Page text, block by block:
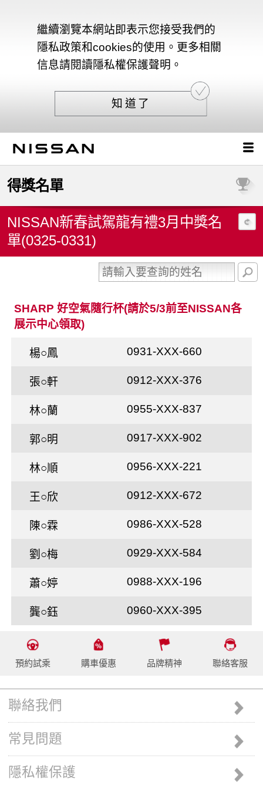
繼續瀏覽本網站即表示您接受我們的
隱私政策和cookies的使用。更多相關
信息請閱讀隱私權保護聲明。
知道了
得獎名單
NISSAN新春試駕龍有禮3月中獎名
單(0325-0331)
SHARP 好空氣隨行杯(請於5/3前至NISSAN各
展示中心領取)
楊○鳳 0931-XXX-660
張○軒 0912-XXX-376
林○蘭 0955-XXX-837
郭○明 0917-XXX-902
林○順 0956-XXX-221
王○欣 0912-XXX-672
陳○霖 0986-XXX-528
劉○梅 0929-XXX-584
蕭○婷 0988-XXX-196
龔○鈺 0960-XXX-395
預約試乘 購車優惠 品牌精神 聯絡客服
聯絡我們
常見問題
隱私權保護